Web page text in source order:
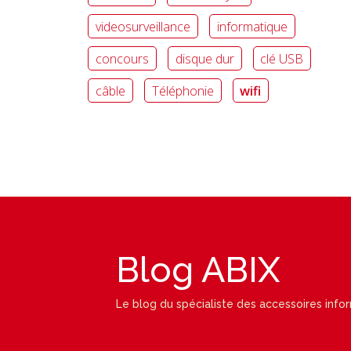
videosurveillance
informatique
concours
disque dur
clé USB
câble
Téléphonie wifi
Blog ABIX
Le blog du spécialiste des accessoires